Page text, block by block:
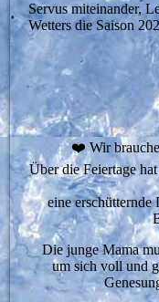
Servus miteinander,
Wetters die Saison
❤️ Wir
Über die Feiertage
eine erschütternde
Die junge Mama
um sich voll und